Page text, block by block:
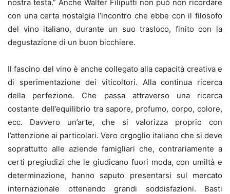
nostra testa.” Anche Walter Filiputti non può non ricordare
con una certa nostalgia l’incontro che ebbe con il filosofo
del vino italiano, durante un suo trasloco, finito con la
degustazione di un buon bicchiere.
Il fascino del vino è anche collegato alla capacità creativa e
di sperimentazione dei viticoltori. Alla continua ricerca
della perfezione. Che passa attraverso una ricerca
costante dell’equilibrio tra sapore, profumo, corpo, colore,
ecc. Davvero un’arte, che si valorizza proprio con
l’attenzione ai particolari. Vero orgoglio italiano che si deve
soprattutto alle aziende famigliari che, contrariamente a
certi pregiudizi che le giudicano fuori moda, con umiltà e
determinazione, hanno saputo presentarsi sul mercato
internazionale ottenendo grandi soddisfazioni. Basti